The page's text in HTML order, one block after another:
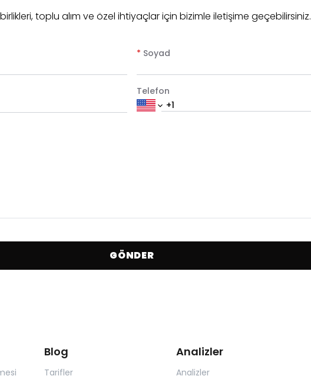
birlikleri, toplu alım ve özel ihtiyaçlar için bizimle iletişime geçebilirsiniz.
* Soyad
Telefon
GÖNDER
Blog
Tarifler
Analizler
Analizler